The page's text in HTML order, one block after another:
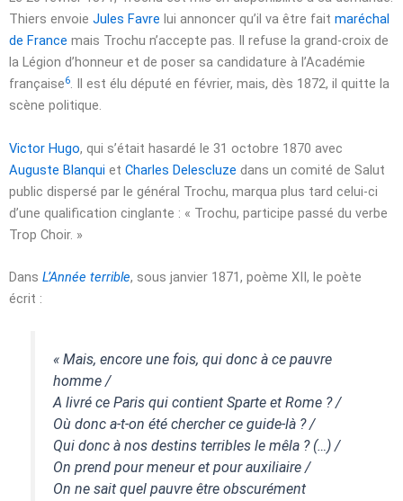
Thiers envoie Jules Favre lui annoncer qu’il va être fait maréchal
de France mais Trochu n’accepte pas. Il refuse la grand-croix de
la Légion d’honneur et de poser sa candidature à l’Académie
française6. Il est élu député en février, mais, dès 1872, il quitte la
scène politique.
Victor Hugo, qui s’était hasardé le 31 octobre 1870 avec
Auguste Blanqui et Charles Delescluze dans un comité de Salut
public dispersé par le général Trochu, marqua plus tard celui-ci
d’une qualification cinglante : « Trochu, participe passé du verbe
Trop Choir. »
Dans L’Année terrible, sous janvier 1871, poème XII, le poète
écrit :
« Mais, encore une fois, qui donc à ce pauvre
homme /
A livré ce Paris qui contient Sparte et Rome ? /
Où donc a-t-on été chercher ce guide-là ? /
Qui donc à nos destins terribles le mêla ? (…) /
On prend pour meneur et pour auxiliaire /
On ne sait quel pauvre être obscurément